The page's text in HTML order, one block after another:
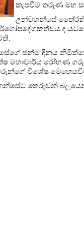
කැපවීම තරුණ මහ
උන්වහන්සේ
ද
ජන්ම දිනය
මහාචාර්ය රෝහණ
විශේෂ
තෙරුවන්